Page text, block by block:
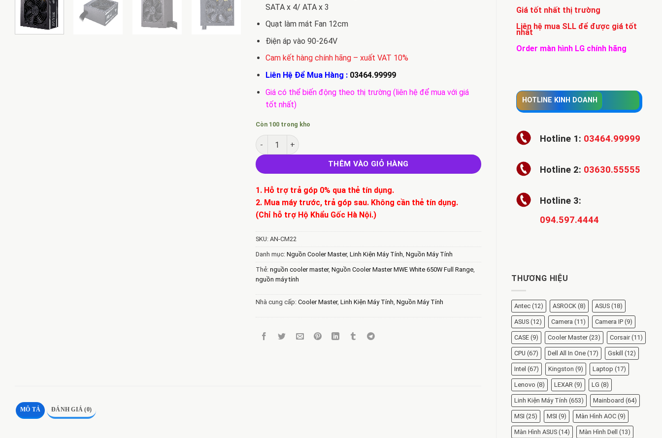
Giá tốt nhất thị trường
Liên hệ mua SLL để được giá tốt
nhất
Order màn hình LG chính hãng
HOTLINE KINH DOANH
Hotline 1: 03464.99999
Hotline 2: 03630.55555
Hotline 3:
094.597.4444
THƯƠNG HIỆU
Antec (12) ASROCK (8) ASUS (18)
ASUS (12) Camera (11) Camera IP (9)
CASE (9) Cooler Master (23) Corsair (11)
CPU (67) Dell All In One (17) Gskill (12)
Intel (67) Kingston (9) Laptop (17)
Lenovo (8) LEXAR (9) LG (8)
Linh Kiện Máy Tính (653) Mainboard (64)
MSI (25) MSI (9) Màn Hình AOC (9)
Màn Hình ASUS (14) Màn Hình Dell (13)
SATA x 4/ ATA x 3
Quạt làm mát Fan 12cm
Điện áp vào 90-264V
Cam kết hàng chính hãng – xuất VAT 10%
Liên Hệ Để Mua Hàng : 03464.99999
Giá có thể biến động theo thị trường (liên hệ để mua với giá
tốt nhất)
Còn 100 trong kho
Bán Nguồn máy tính Cooler Master MWE White 650W Full Range số lượng
THÊM VÀO GIỎ HÀNG
1. Hỗ trợ trả góp 0% qua thẻ tín dụng.
2. Mua máy trước, trả góp sau. Không cần thẻ tín dụng.
(Chỉ hỗ trợ Hộ Khẩu Gốc Hà Nội.)
SKU: AN-CM22
Danh mục: Nguồn Cooler Master, Linh Kiện Máy Tính Nguồn Máy Tính
Thẻ: nguồn cooler master, Nguồn Cooler Master MWE White 650W Full Range,
nguồn máy tính
Nhà cung cấp: Cooler Master, Linh Kiện Máy Tính Nguồn Máy Tính
MÔ TẢ ĐÁNH GIÁ (0)